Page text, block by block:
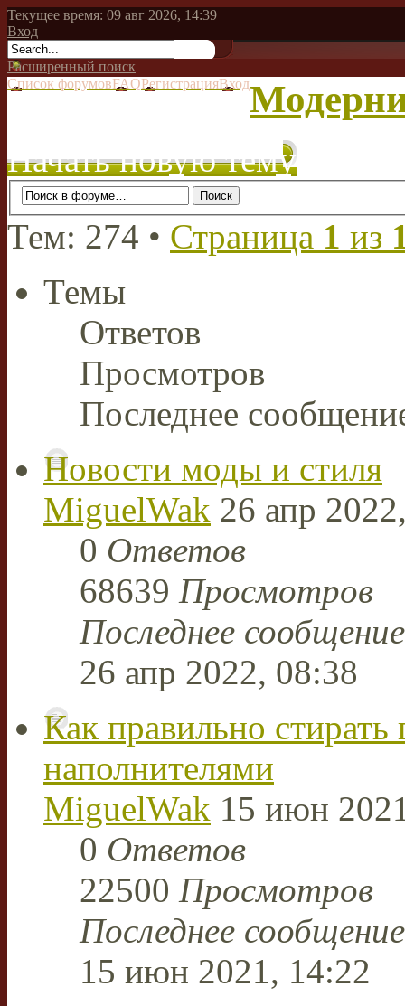
Текущее время: 09 авг 2026, 14:39
Вход
Расширенный поиск
Список форумовFAQРегистрацияВход
Начать новую тему
Тем: 274 • Страница 1 из
Темы
Ответов
Просмотров
Последнее
Новости моды и стиля
MiguelWak 26 апр
0 Ответов
68639 Просмотров
Последнее
26 апр 2022, 08:38
Как правильно
наполнителями
MiguelWak 15 июн
0 Ответов
22500 Просмотров
Последнее
15 июн 2021, 14:22